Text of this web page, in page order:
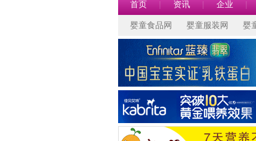
首页 | 资讯 | 企业 |
婴童食品网 婴童服装网 婴